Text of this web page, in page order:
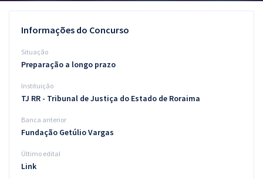
Conteúdo gratuito
Blog
Informações do Concurso
Situação
Preparação a longo prazo
Instituição
TJ RR - Tribunal de Justiça do Estado de Roraima
Banca anterior
Fundação Getúlio Vargas
Último edital
Link